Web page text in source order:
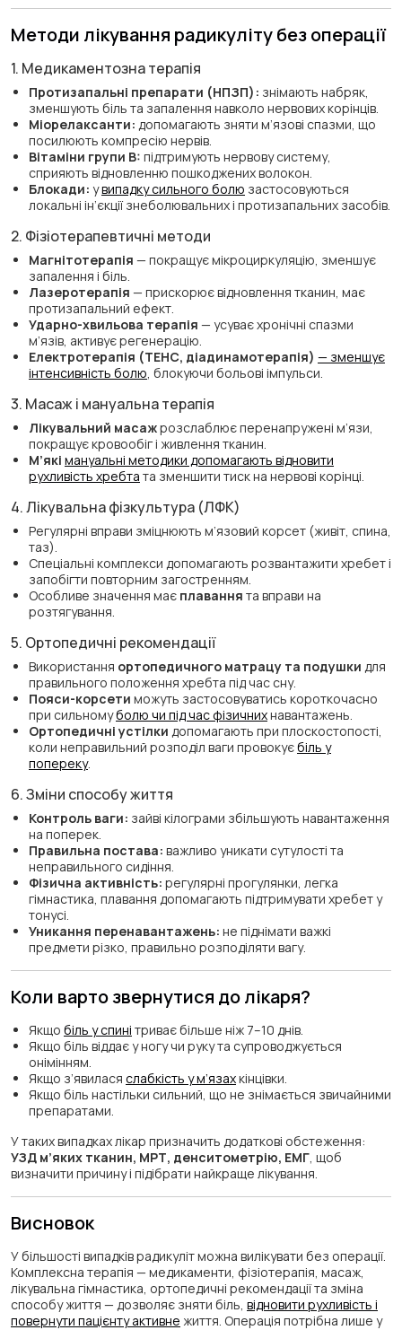
Методи лікування радикуліту без операції
1. Медикаментозна терапія
Протизапальні препарати (НПЗП): знімають набряк,
зменшують біль та запалення навколо нервових корінців.
Міорелаксанти: допомагають зняти м’язові спазми, що
посилюють компресію нервів.
Вітаміни групи B: підтримують нервову систему,
сприяють відновленню пошкоджених волокон.
Блокади: увипадку сильного болю застосовуються
локальні ін’єкції знеболювальних і протизапальних засобів.
2. Фізіотерапевтичні методи
Магнітотерапія — покращує мікроциркуляцію, зменшує
запалення і біль.
Лазеротерапія — прискорює відновлення тканин, має
протизапальний ефект.
Ударно-хвильова терапія — усуває хронічні спазми
м’язів, активує регенерацію.
Електротерапія (ТЕНС, діадинамотерапія) — зменшує
інтенсивність болю, блокуючи больові імпульси.
3. Масаж і мануальна терапія
Лікувальний масажрозслаблює перенапружені м’язи,
покращує кровообіг і живлення тканин.
М’які мануальні методики допомагають відновити
рухливість хребта та зменшити тиск на нервові корінці.
4. Лікувальна фізкультура (ЛФК)
Регулярні вправи зміцнюють м’язовий корсет (живіт, спина,
таз).
Спеціальні комплекси допомагають розвантажити хребет і
запобігти повторним загостренням.
Особливе значення має плавання та вправи на
розтягування.
5. Ортопедичні рекомендації
Використання ортопедичного матрацу та подушки для
правильного положення хребта під час сну.
Пояси-корсети можуть застосовуватись короткочасно
при сильномуболю чи під час фізичнихнавантажень.
Ортопедичні устілки допомагають при плоскостопості,
коли неправильний розподіл ваги провокуєбіль у
попереку.
6. Зміни способу життя
Контроль ваги: зайві кілограми збільшують навантаження
на поперек.
Правильна постава: важливо уникати сутулості та
неправильного сидіння.
Фізична активність: регулярні прогулянки, легка
гімнастика, плавання допомагають підтримувати хребет у
тонусі.
Уникання перенавантажень: не піднімати важкі
предмети різко, правильно розподіляти вагу.
Коли варто звернутися до лікаря?
Якщо біль у спині триває більше ніж 7–10 днів.
Якщо біль віддає у ногу чи руку та супроводжується
онімінням.
Якщо з’явилася слабкість у м’язахкінцівки.
Якщо біль настільки сильний, що не знімається звичайними
препаратами.
У таких випадках лікар призначить додаткові обстеження:
УЗД м’яких тканин, МРТ, денситометрію, ЕМГ, щоб
визначити причину і підібрати найкраще лікування.
Висновок
У більшості випадків радикуліт можна вилікувати без операції.
Комплексна терапія — медикаменти, фізіотерапія, масаж,
лікувальна гімнастика, ортопедичні рекомендації та зміна
способу життя — дозволяє зняти біль, відновити рухливість і
повернути пацієнту активне життя. Операція потрібна лише у